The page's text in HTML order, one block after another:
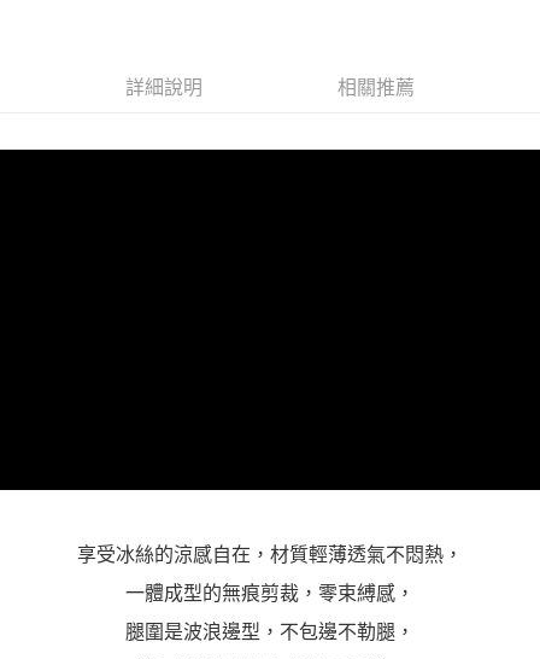
易，需依本服務之必要範圍內提供個人資料，並將交易相關給付款項請求債
權轉讓予恩沛科技股份有限公司。
詳細說明 相關推薦
享受冰絲的涼感自在，材質輕薄透氣不悶熱，
一體成型的無痕剪裁，零束縛感，
腿圍是波浪邊型，不包邊不勒腿，